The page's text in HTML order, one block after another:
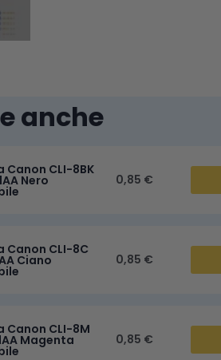
anche
CLI-8BK
Nero 0,85 €
Canon CLI-8C
Ciano 0,85 €
Canon CLI-8M
Magenta 0,85 €